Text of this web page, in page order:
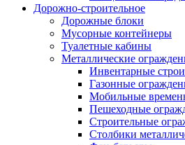
Дорожно-строительное
Дорожные блоки
Мусорные контейнеры
Туалетные кабины
Металлические
Инвентарные
Газонные
Мобильные
Пешеходные
Строительные
Столбики